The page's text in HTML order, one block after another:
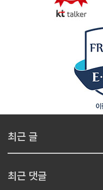
최근 글
최근 댓글